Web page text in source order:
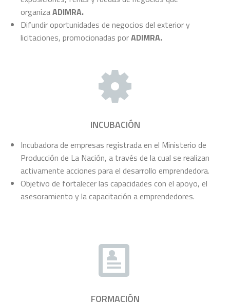
organizaADIMRA.
Difundir oportunidades de negocios del exterior y
licitaciones, promocionadas porADIMRA.
INCUBACIÓN
Incubadora de empresas registrada en el Ministerio de
Producción de La Nación, a través de la cual se realizan
activamente acciones para el desarrollo emprendedora.
Objetivo de fortalecer las capacidades con el apoyo, el
asesoramiento y la capacitación a emprendedores.
FORMACIÓN